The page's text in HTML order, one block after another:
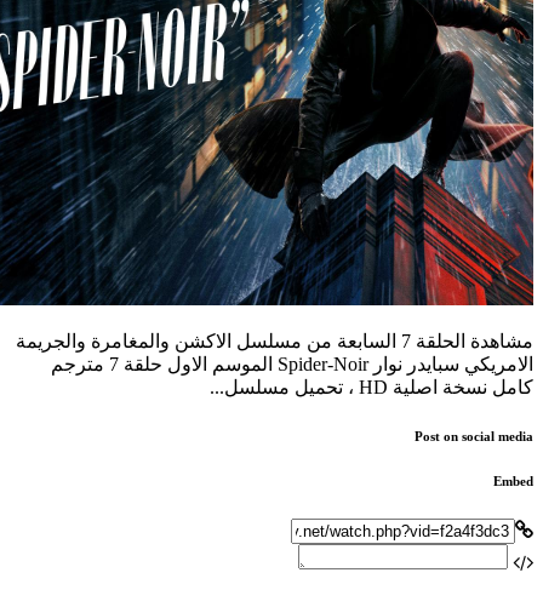
مشاهدة الحلقة 7 السابعة من مسلسل الاكشن والمغامرة والجريمة
الامريكي سبايدر نوار Spider-Noir الموسم الاول حلقة 7 مترجم
كامل نسخة اصلية HD ، تحميل مسلسل...
Post on social media
Embed